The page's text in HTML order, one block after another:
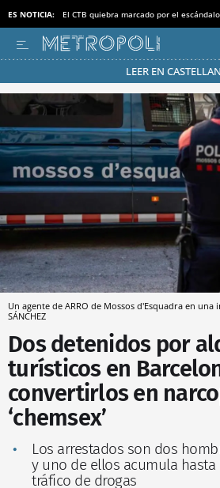
ES NOTICIA: El CTB quiebra marcado por el
LEER EN
Pásate al MODO AHORRO
Un agente de ARRO de Mossos d'Esquadra en una
SÁNCHEZ
Dos detenidos por
turísticos en
convertirlos en
‘chemsex’
Los arrestados son dos
y uno de ellos acumula hasta
tráfico de drogas